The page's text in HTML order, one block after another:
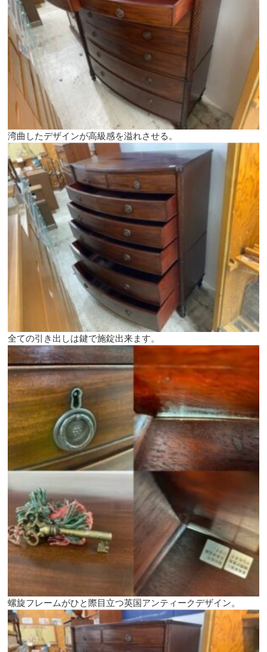
湾曲したデザインが高級感を溢れさせる。
全ての引き出しは鍵で施錠出来ます。
螺旋フレームがひと際目立つ英国アンティークデザイン。